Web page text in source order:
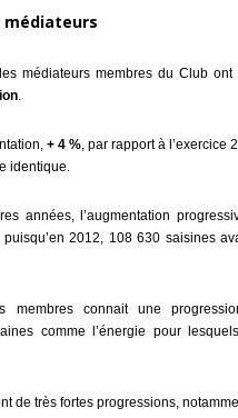
médiateurs
médiateurs membres du Club ont
.
+ 4 %, par rapport à l’exercice
identique.
années, l’augmentation
2012, 108 630 saisines
membres connait une
comme l’énergie pour
de très fortes progressions,